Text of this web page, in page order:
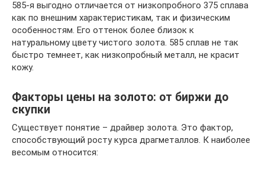
585-я выгодно отличается от низкопробного 375 сплава
как по внешним характеристикам, так и физическим
особенностям. Его оттенок более близок к
натуральному цвету чистого золота. 585 сплав не так
быстро темнеет, как низкопробный металл, не красит
кожу.
Факторы цены на золото: от биржи до
скупки
Существует понятие – драйвер золота. Это фактор,
способствующий росту курса драгметаллов. К наиболее
весомым относится: